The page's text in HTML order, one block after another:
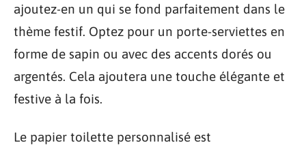
ajoutez-en un qui se fond parfaitement dans le
thème festif. Optez pour un porte-serviettes en
forme de sapin ou avec des accents dorés ou
argentés. Cela ajoutera une touche élégante et
festive à la fois.
Le papier toilette personnalisé est